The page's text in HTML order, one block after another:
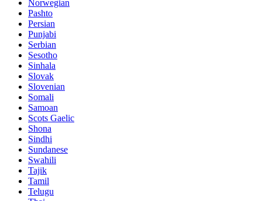
Norwegian
Pashto
Persian
Punjabi
Serbian
Sesotho
Sinhala
Slovak
Slovenian
Somali
Samoan
Scots Gaelic
Shona
Sindhi
Sundanese
Swahili
Tajik
Tamil
Telugu